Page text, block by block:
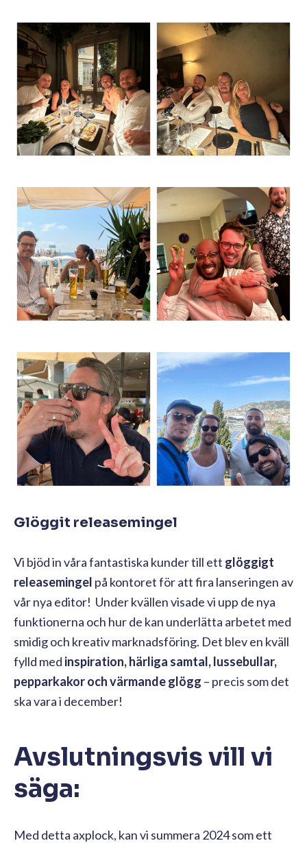
Glöggit releasemingel
Vi bjöd in våra fantastiska kunder till ett glöggigt
releasemingel på kontoret för att fira lanseringen av
vår nya editor! Under kvällen visade vi upp de nya
funktionerna och hur de kan underlätta arbetet med
smidig och kreativ marknadsföring. Det blev en kväll
fylld med inspiration, härliga samtal, lussebullar,
pepparkakor och värmande glögg – precis som det
ska vara i december!
Avslutningsvis vill vi
säga:
Med detta axplock, kan vi summera 2024 som ett